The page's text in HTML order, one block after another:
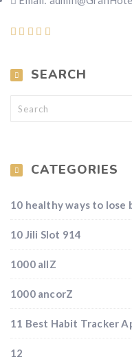
SEARCH
CATEGORIES
10 healthy ways to
10 Jili Slot 914
1000 allZ
1000 ancorZ
11 Best Habit Tracker
12